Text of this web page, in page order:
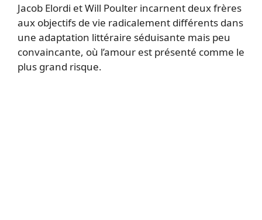
Jacob Elordi et Will Poulter incarnent deux frères
aux objectifs de vie radicalement différents dans
une adaptation littéraire séduisante mais peu
convaincante, où l’amour est présenté comme le
plus grand risque.